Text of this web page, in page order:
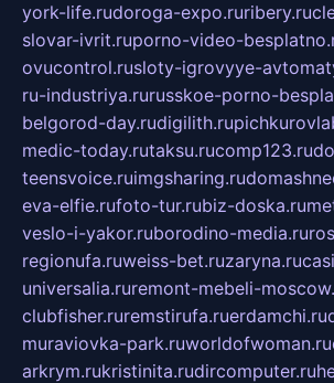
york-life.rudoroga-expo.ruribery.ru
slovar-ivrit.ruporno-video-
ovucontrol.rusloty-igrovyye-
ru-industriya.rurusskoe-porno-
belgorod-day.rudigilith.ru
medic-today.rutaksu.rucomp123.ru
teensvoice.ruimgsharing.ru
eva-elfie.rufoto-tur.rubiz-doska.ru
veslo-i-yakor.ruborodino-media.ru
regionufa.ruweiss-bet.ruzaryna.ru
universalia.ruremont-mebeli-
clubfisher.ruremstirufa.ruerdamchi.ru
muraviovka-park.ruworldofwoman.ru
arkrym.rukristinita.rudircomputer.ru